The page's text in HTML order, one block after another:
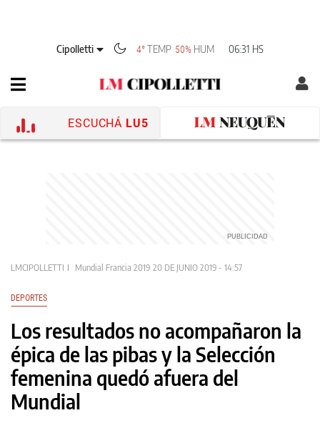
Cipolletti 4° TEMP 50% HUM 06:31 HS
ESCUCHÁ LU5
LMCIPOLLETTI Mundial Francia 2019 20 DE JUNIO 2019 - 14:57
DEPORTES
Los resultados no acompañaron la
épica de las pibas y la Selección
femenina quedó afuera del
Mundial